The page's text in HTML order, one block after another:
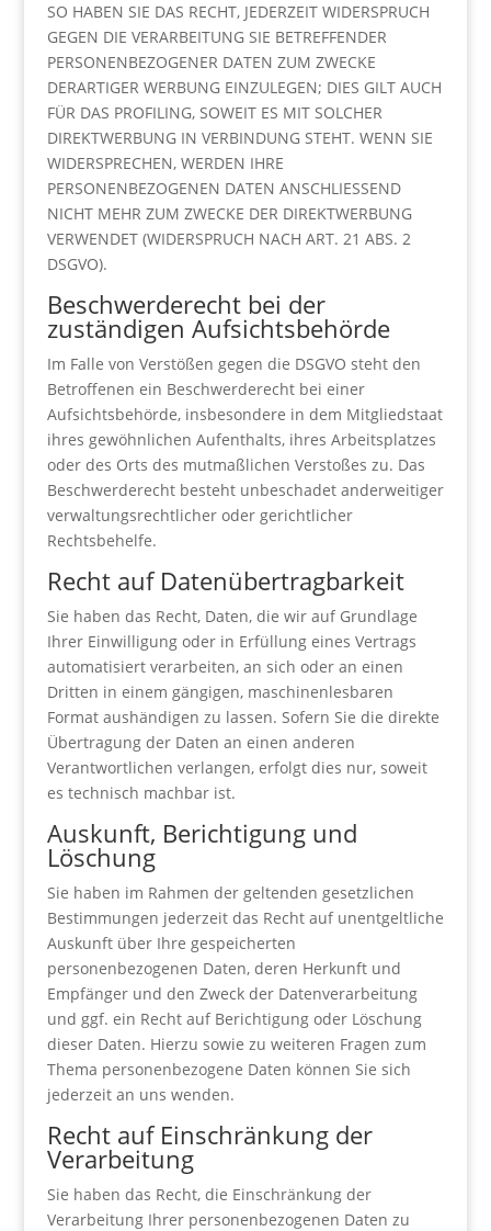
SO HABEN SIE DAS RECHT, JEDERZEIT WIDERSPRUCH
GEGEN DIE VERARBEITUNG SIE BETREFFENDER
PERSONENBEZOGENER DATEN ZUM ZWECKE
DERARTIGER WERBUNG EINZULEGEN; DIES GILT AUCH
FÜR DAS PROFILING, SOWEIT ES MIT SOLCHER
DIREKTWERBUNG IN VERBINDUNG STEHT. WENN SIE
WIDERSPRECHEN, WERDEN IHRE
PERSONENBEZOGENEN DATEN ANSCHLIESSEND
NICHT MEHR ZUM ZWECKE DER DIREKTWERBUNG
VERWENDET (WIDERSPRUCH NACH ART. 21 ABS. 2
DSGVO).
Beschwerde­recht bei der
zuständigen Aufsichts­behörde
Im Falle von Verstößen gegen die DSGVO steht den
Betroffenen ein Beschwerderecht bei einer
Aufsichtsbehörde, insbesondere in dem Mitgliedstaat
ihres gewöhnlichen Aufenthalts, ihres Arbeitsplatzes
oder des Orts des mutmaßlichen Verstoßes zu. Das
Beschwerderecht besteht unbeschadet anderweitiger
verwaltungsrechtlicher oder gerichtlicher
Rechtsbehelfe.
Recht auf Daten­übertrag­barkeit
Sie haben das Recht, Daten, die wir auf Grundlage
Ihrer Einwilligung oder in Erfüllung eines Vertrags
automatisiert verarbeiten, an sich oder an einen
Dritten in einem gängigen, maschinenlesbaren
Format aushändigen zu lassen. Sofern Sie die direkte
Übertragung der Daten an einen anderen
Verantwortlichen verlangen, erfolgt dies nur, soweit
es technisch machbar ist.
Auskunft, Berichtigung und
Löschung
Sie haben im Rahmen der geltenden gesetzlichen
Bestimmungen jederzeit das Recht auf unentgeltliche
Auskunft über Ihre gespeicherten
personenbezogenen Daten, deren Herkunft und
Empfänger und den Zweck der Datenverarbeitung
und ggf. ein Recht auf Berichtigung oder Löschung
dieser Daten. Hierzu sowie zu weiteren Fragen zum
Thema personenbezogene Daten können Sie sich
jederzeit an uns wenden.
Recht auf Einschränkung der
Verarbeitung
Sie haben das Recht, die Einschränkung der
Verarbeitung Ihrer personenbezogenen Daten zu